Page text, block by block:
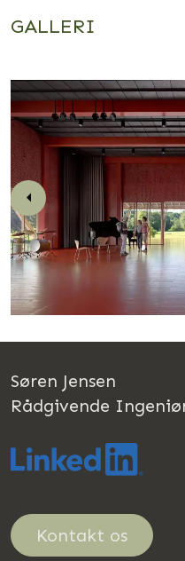
GALLERI
Previous
Søren Jensen
Rådgivende
Kontakt os